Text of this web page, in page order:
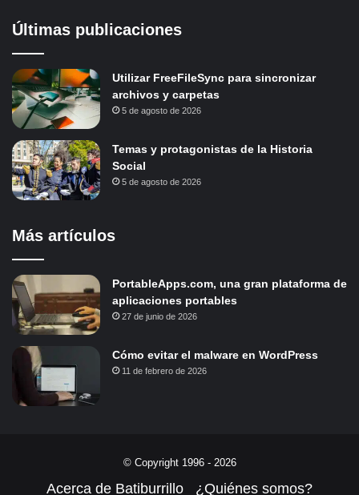
Últimas publicaciones
Utilizar FreeFileSync para sincronizar
archivos y carpetas
5 de agosto de 2026
Temas y protagonistas de la Historia
Social
5 de agosto de 2026
Más artículos
PortableApps.com, una gran plataforma de
aplicaciones portables
27 de junio de 2026
Cómo evitar el malware en WordPress
11 de febrero de 2026
© Copyright 1996 - 2026
Acerca de Batiburrillo ¿Quiénes somos?